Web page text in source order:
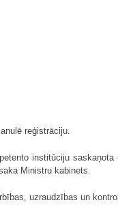
reģistrāciju.
institūciju
Ministru kabinets.
uzraudzības un